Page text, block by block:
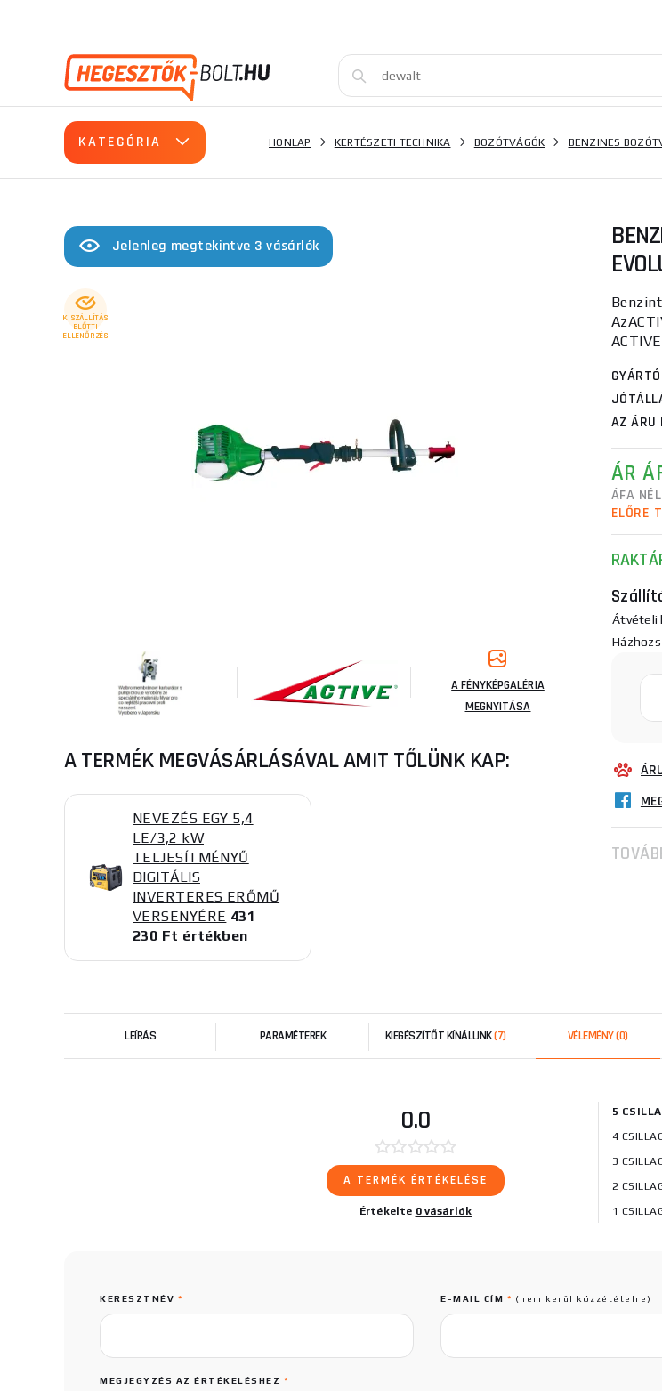
KATEGÓRIA HONLAP KERTÉSZETI TECHNIKA BOZÓTVÁGÓK BENZINES
Jelenleg megtekintve 3 vásárlók
KISZÁLLÍTÁS
ELŐTTI
ELLENŐRZÉS
A FÉNYKÉPGALÉRIA
MEGNYITÁSA
A TERMÉK MEGVÁSÁRLÁSÁVAL AMIT TŐLÜNK KAP:
NEVEZÉS EGY 5,4
LE/3,2 kW
TELJESÍTMÉNYŰ
DIGITÁLIS
INVERTERES ERŐMŰ
VERSENYÉRE 431
230 Ft értékben
GYÁRTÓ
AZ ÁRU
ÁR
ÁFA
ELŐRE
Átvételi
LEÍRÁS PARAMÉTEREK KIEGÉSZÍTŐT KÍNÁLUNK(7) VÉLEMÉNY(0)
0.0
A TERMÉK ÉRTÉKELÉSE
Értékelte 0 vásárlók
5
4
3
2
1
KERESZTNÉV * E-MAIL CÍM * (nem kerül közzétételre)
MEGJEGYZÉS AZ ÉRTÉKELÉSHEZ *